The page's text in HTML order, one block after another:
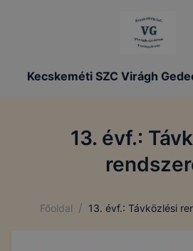
Kecskeméti SZC Virágh
13. évf.:
Főoldal / 13. évf.: Távközlési